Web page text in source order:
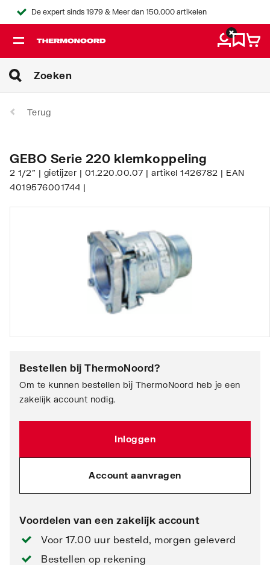
De expert sinds 1979 & Meer dan 150.000 artikelen
Terug
GEBO Serie 220 klemkoppeling
2 1/2" | gietijzer | 01.220.00.07 | artikel 1426782 | EAN
4019576001744 |
Bestellen bij ThermoNoord?
Om te kunnen bestellen bij ThermoNoord heb je een
zakelijk account nodig.
Inloggen
Account aanvragen
Voordelen van een zakelijk account
Voor 17.00 uur besteld, morgen geleverd
Bestellen op rekening